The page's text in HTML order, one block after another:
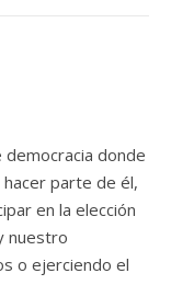
donde
parte de él,
en la elección
nuestro
o ejerciendo el